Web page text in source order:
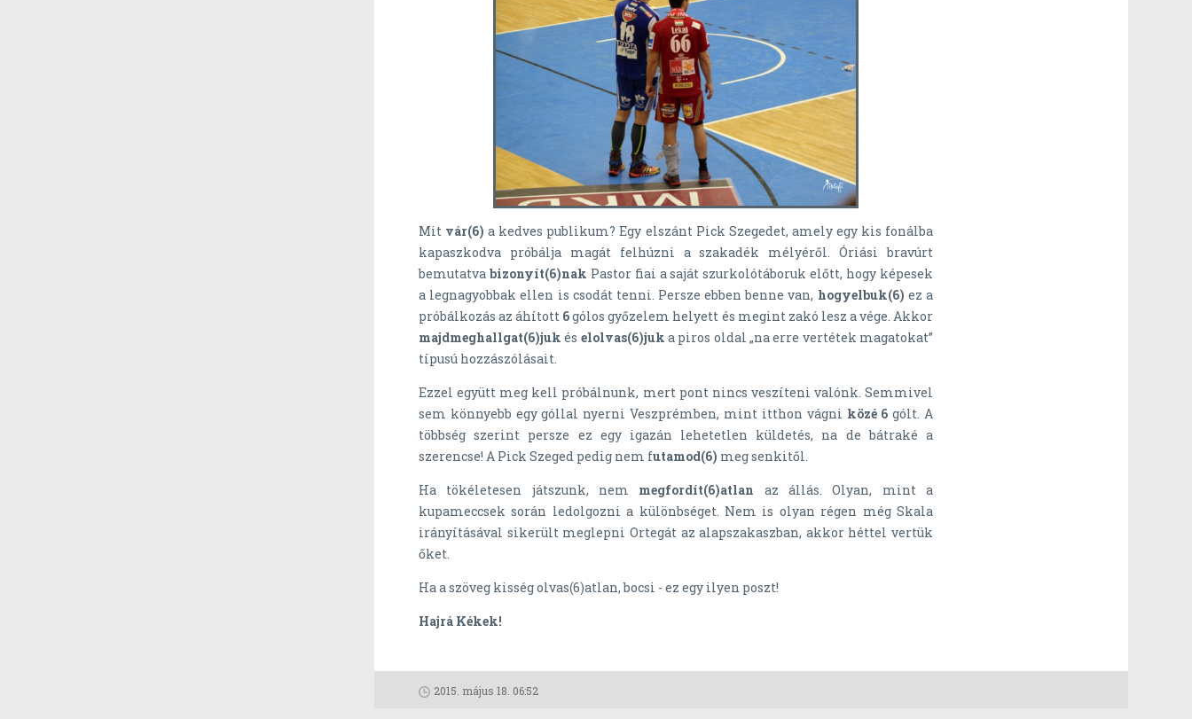
Mit vár(6) a kedves publikum? Egy elszánt Pick Szegedet, amely egy kis fonálba
kapaszkodva próbálja magát felhúzni a szakadék mélyéről. Óriási bravúrt
bemutatva bizonyít(6)nak Pastor fiai a saját szurkolótáboruk előtt, hogy képesek
a legnagyobbak ellen is csodát tenni. Persze ebben benne van, hogyelbuk(6) ez a
próbálkozás az áhított 6gólos győzelem helyett és megint zakó lesz a vége. Akkor
majdmeghallgat(6)jukés elolvas(6)juk a piros oldal „na erre vertétek magatokat”
típusú hozzászólásait.
Ezzel együtt meg kell próbálnunk, mert pont nincs veszíteni valónk. Semmivel
sem könnyebb egy góllal nyerni Veszprémben, mint itthon vágni közé 6gólt. A
többség szerint persze ez egy igazán lehetetlen küldetés, na de bátraké a
szerencse! A Pick Szeged pedig nem futamod(6) meg senkitől.
Ha tökéletesen játszunk, nem megfordít(6)atlan az állás. Olyan, mint a
kupameccsek során ledolgozni a különbséget. Nem is olyan régen még Skala
irányításával sikerült meglepni Ortegát az alapszakaszban, akkor héttel vertük
őket.
Ha a szöveg kisség olvas(6)atlan, bocsi - ez egy ilyen poszt!
Hajrá Kékek!
2015. május 18. 06:52